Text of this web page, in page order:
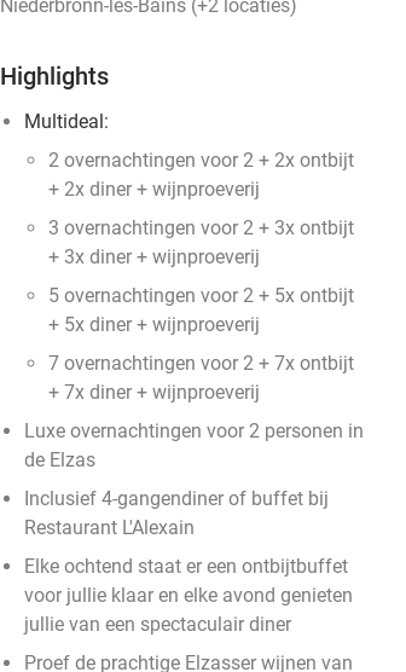
Niederbronn-les-Bains (+2 locaties)
Highlights
Multideal:
2 overnachtingen voor 2 + 2x ontbijt
+ 2x diner + wijnproeverij
3 overnachtingen voor 2 + 3x ontbijt
+ 3x diner + wijnproeverij
5 overnachtingen voor 2 + 5x ontbijt
+ 5x diner + wijnproeverij
7 overnachtingen voor 2 + 7x ontbijt
+ 7x diner + wijnproeverij
Luxe overnachtingen voor 2 personen in
de Elzas
Inclusief 4-gangendiner of buffet bij
Restaurant L'Alexain
Elke ochtend staat er een ontbijtbuffet
voor jullie klaar en elke avond genieten
jullie van een spectaculair diner
Proef de prachtige Elzasser wijnen van